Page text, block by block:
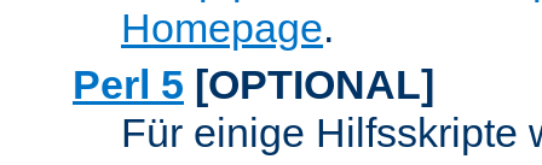
Homepage.
Perl 5 [OPTIONAL]
Für einige Hilfsskripte